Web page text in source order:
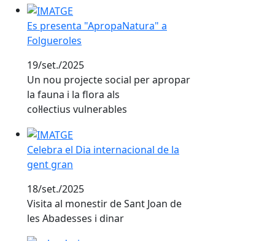
Es presenta "ApropaNatura" a Folgueroles
Es presenta "ApropaNatura" a
Folgueroles
19/set./2025
Un nou projecte social per apropar
la fauna i la flora als
col·lectius vulnerables
Celebra el Dia internacional de la gent gran
Celebra el Dia internacional de la
gent gran
18/set./2025
Visita al monestir de Sant Joan de
les Abadesses i dinar